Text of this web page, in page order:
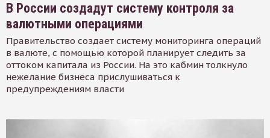
В России создадут систему контроля за
валютными операциями
Правительство создает систему мониторинга операций
в валюте, с помощью которой планирует следить за
оттоком капитала из России. На это кабмин толкнуло
нежелание бизнеса прислушиваться к
предупреждениям власти